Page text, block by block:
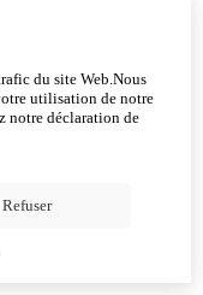
- moyen - Ø
du site Web.Nous
utilisation de notre
notre déclaration de
Refuser